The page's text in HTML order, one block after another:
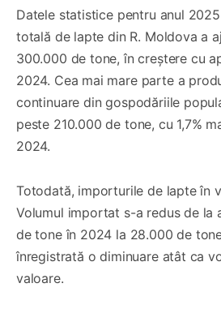
Datele statistice pentru anul
totală de lapte din R. Moldova a
300.000 de tone, în creștere cu
2024. Cea mai mare parte a
continuare din gospodăriile
peste 210.000 de tone, cu 1,7%
2024.
Totodată, importurile de lapte în
Volumul importat s-a redus de la
de tone în 2024 la 28.000 de
înregistrată o diminuare atât ca
valoare.